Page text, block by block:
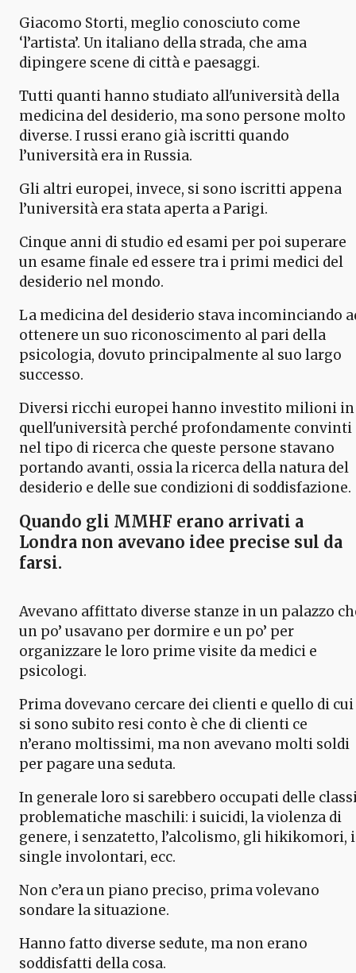
Giacomo Storti, meglio conosciuto come
‘l’artista’. Un italiano della strada, che ama
dipingere scene di città e paesaggi.
Tutti quanti hanno studiato all'università della
medicina del desiderio, ma sono persone molto
diverse. I russi erano già iscritti quando
l’università era in Russia.
Gli altri europei, invece, si sono iscritti appena
l’università era stata aperta a Parigi.
Cinque anni di studio ed esami per poi superare
un esame finale ed essere tra i primi medici del
desiderio nel mondo.
La medicina del desiderio stava incominciando
ottenere un suo riconoscimento al pari della
psicologia, dovuto principalmente al suo largo
successo.
Diversi ricchi europei hanno investito milioni in
quell'università perché profondamente convinti
nel tipo di ricerca che queste persone stavano
portando avanti, ossia la ricerca della natura del
desiderio e delle sue condizioni di soddisfazione.
Quando gli MMHF erano arrivati a
Londra non avevano idee precise sul da
farsi.
Avevano affittato diverse stanze in un palazzo
un po’ usavano per dormire e un po’ per
organizzare le loro prime visite da medici e
psicologi.
Prima dovevano cercare dei clienti e quello di cui
si sono subito resi conto è che di clienti ce
n’erano moltissimi, ma non avevano molti soldi
per pagare una seduta.
In generale loro si sarebbero occupati delle
problematiche maschili: i suicidi, la violenza di
genere, i senzatetto, l’alcolismo, gli hikikomori, i
single involontari, ecc.
Non c’era un piano preciso, prima volevano
sondare la situazione.
Hanno fatto diverse sedute, ma non erano
soddisfatti della cosa.